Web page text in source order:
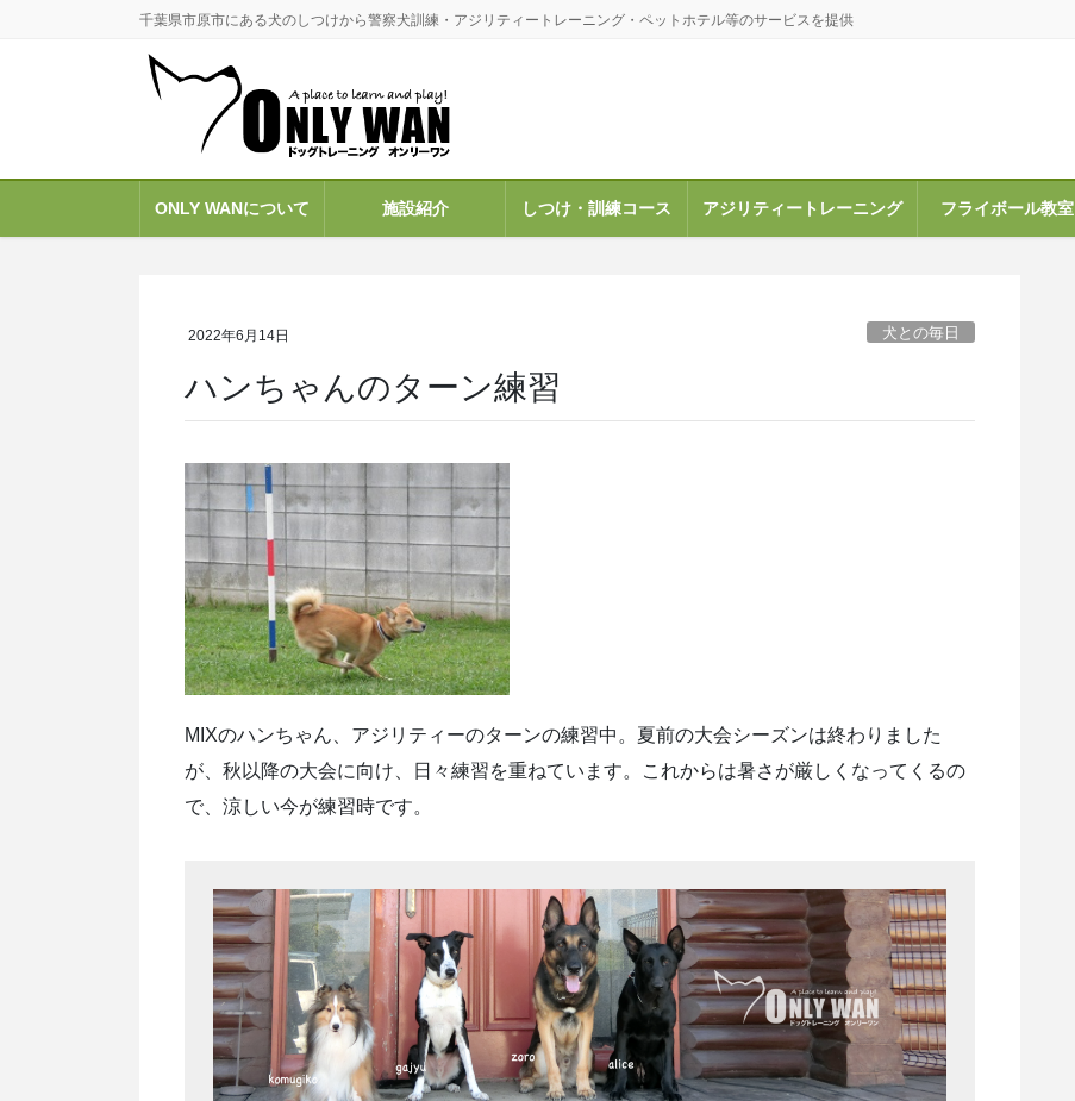
移
ン
移
千葉県市原市にある犬のしつけから警察犬訓練・アジリティートレーニング・ペットホテル等のサービスを提供
ONLY WANについて 施設紹介 しつけ・訓練コース アジリティートレーニング フライボール教室
2022年6月14日 犬との毎日
ハンちゃんのターン練習
MIXのハンちゃん、アジリティーのターンの練習中。夏前の大会シーズンは終わりました
が、秋以降の大会に向け、日々練習を重ねています。これからは暑さが厳しくなってくるの
で、涼しい今が練習時です。